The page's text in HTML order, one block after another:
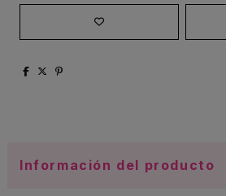
Información del producto